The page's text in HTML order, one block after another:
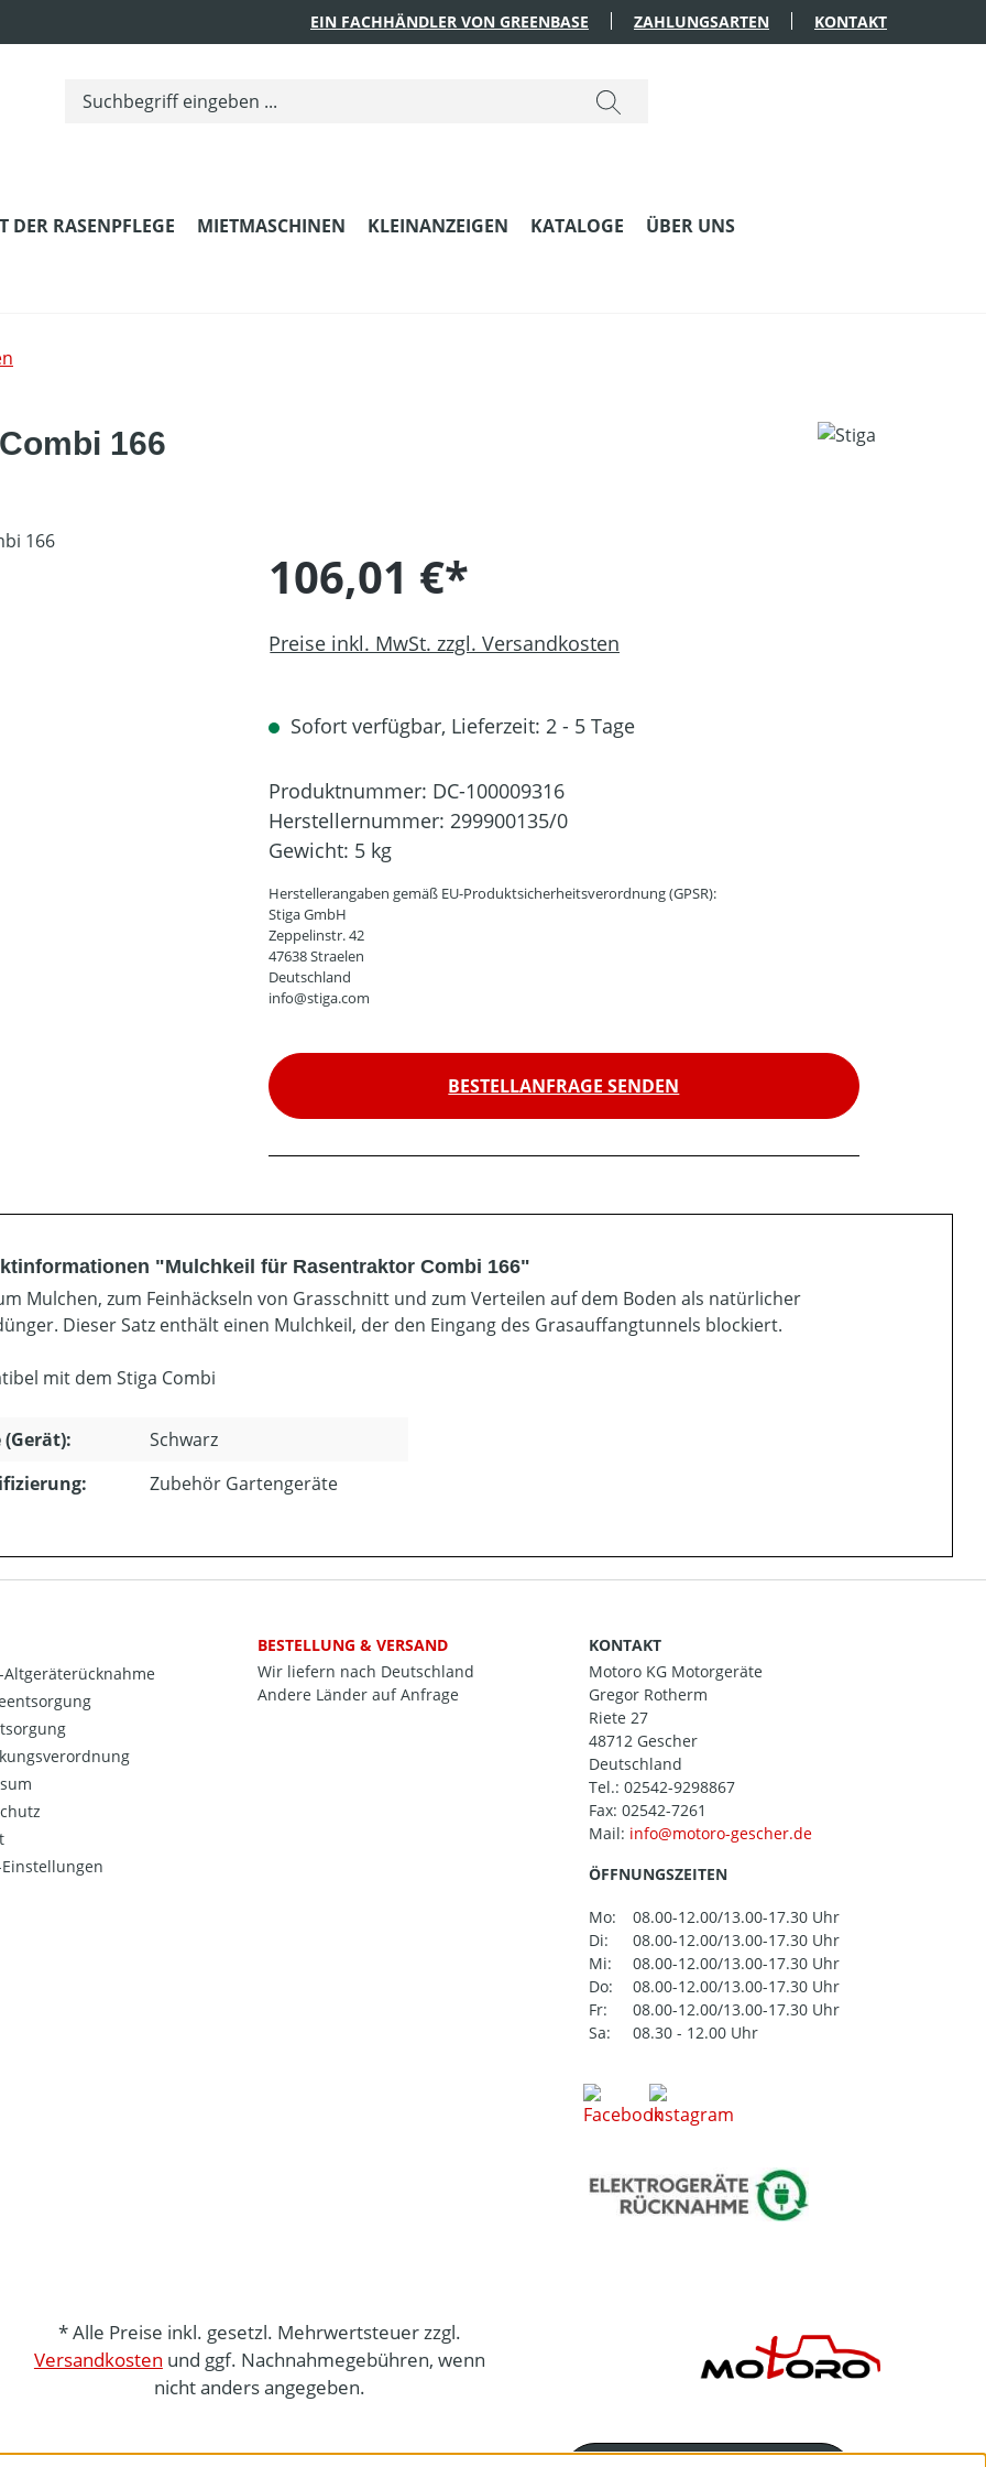
EIN FACHHÄNDLER VON GREENBASE ZAHLUNGSARTEN KONTAKT
DER RASENPFLEGE MIETMASCHINEN KLEINANZEIGEN KATALOGE ÜBER UNS
166
106,01 €*
Preise inkl. MwSt. zzgl. Versandkosten
Sofort verfügbar, Lieferzeit: 2 - 5 Tage
Produktnummer: DC-100009316
Herstellernummer: 299900135/0
Gewicht: 5 kg
Herstellerangaben gemäß EU-Produktsicherheitsverordnung (GPSR):
Stiga GmbH
Zeppelinstr. 42
47638 Straelen
Deutschland
info@stiga.com
BESTELLANFRAGE SENDEN
"Mulchkeil für Rasentraktor Combi 166"
Mulchen, zum Feinhäckseln von Grasschnitt und zum Verteilen auf dem Boden als natürlicher
Dieser Satz enthält einen Mulchkeil, der den Eingang des Grasauffangtunnels blockiert.
mit dem Stiga Combi
(Gerät):
Schwarz
Zubehör Gartengeräte
Altgeräterücknahme
Einstellungen
BESTELLUNG & VERSAND
Wir liefern nach Deutschland
Andere Länder auf Anfrage
KONTAKT
Motoro KG Motorgeräte
Gregor Rotherm
Riete 27
48712 Gescher
Deutschland
Tel.: 02542-9298867
Fax: 02542-7261
Mail:
ÖFFNUNGSZEITEN
Mo:
08.00-12.00/13.00-17.30 Uhr
Di:
08.00-12.00/13.00-17.30 Uhr
Mi:
08.00-12.00/13.00-17.30 Uhr
Do:
08.00-12.00/13.00-17.30 Uhr
Fr:
08.00-12.00/13.00-17.30 Uhr
Sa:
08.30 - 12.00 Uhr
* Alle Preise inkl. gesetzl. Mehrwertsteuer zzgl.
Versandkosten und ggf. Nachnahmegebühren, wenn
nicht anders angegeben.